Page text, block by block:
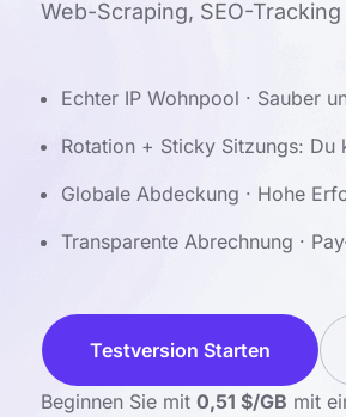
Web-Scraping, SEO-
Echter IP Wohnpool · Sauber
Rotation + Sticky Sitzungs: Du
Globale Abdeckung · Hohe
Transparente Abrechnung ·
Testversion Starten
Beginnen Sie mit 0,51 $/GB mit